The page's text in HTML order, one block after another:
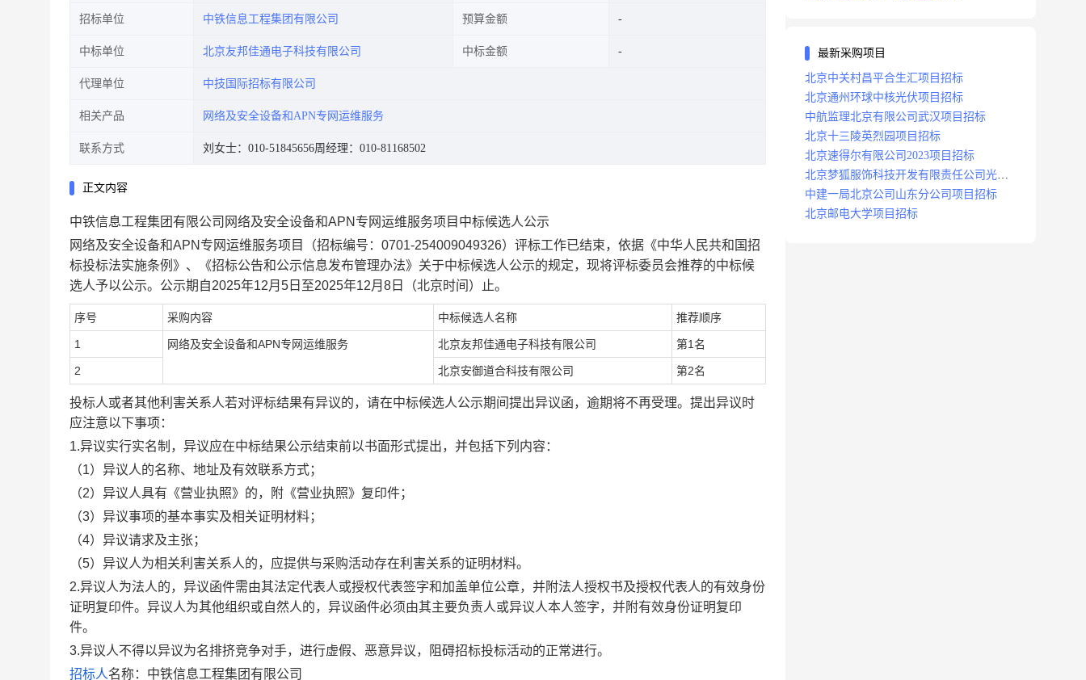
招标单位 中铁信息工程集团有限公司 预算金额
中标单位 北京友邦佳通电子科技有限公司 中标金额
代理单位 中技国际招标有限公司
相关产品 网络及安全设备和APN专网运维服务
联系方式 刘女士：010-51845656周经理：010-81168502
正文内容
中铁信息工程集团有限公司网络及安全设备和APN 专网运维服务项目中标候选人公示
网络及安全设备和APN 专网运维服务项目（招标编号： 0701-254009049326）评标工作已结束，依据《中华人民共和国招
标投标法实施条例》、《招标公告和公示信息发布管理办法》关于中标候选人公示的规定，现将评标委员会推荐的中标候
选人予以公示。公示期自2025年12月 5 日至2025年12月 8 日（北京时间）止。
序号 采购内容 中标候选人名称 推荐顺序
1 网络及安全设备和APN专网运维服务 北京友邦佳通电子科技有限公司 第1 名
2 北京安御道合科技有限公司 第2名
投标人或者其他利害关系人若对评标结果有异议的，请在中标候选人公示期间提出异议函，逾期将不再受理。提出异议时
应注意以下事项：
1.异议实行实名制，异议应在中标结果公示结束前以书面形式提出，并包括下列内容：
（1）异议人的名称、地址及有效联系方式；
（2）异议人具有《营业执照》的，附《营业执照》复印件；
（3）异议事项的基本事实及相关证明材料；
（4）异议请求及主张；
（5）异议人为相关利害关系人的，应提供与采购活动存在利害关系的证明材料。
2.异议人为法人的，异议函件需由其法定代表人或授权代表签字和加盖单位公章，并附法人授权书及授权代表人的有效身份
证明复印件。异议人为其他组织或自然人的，异议函件必须由其主要负责人或异议人本人签字，并附有效身份证明复印
件。
3.异议人不得以异议为名排挤竞争对手，进行虚假、恶意异议，阻碍招标投标活动的正常进行。
招标人名称：中铁信息工程集团有限公司
最新采购项目
北京中关村昌平合生汇项目招标
北京通州环球中核光伏项目招标
中航监理北京有限公司武汉项目招标
北京十三陵英烈园项目招标
北京速得尔有限公司2023项目招标
北京梦狐服饰科技开发有限责任公司光绿
能项目招标公告
中建一局北京公司山东分公司项目招标
北京邮电大学项目招标